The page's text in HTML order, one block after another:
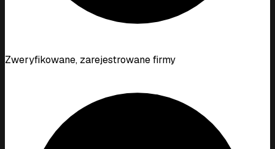
Zweryfikowane, zarejestrowane firmy